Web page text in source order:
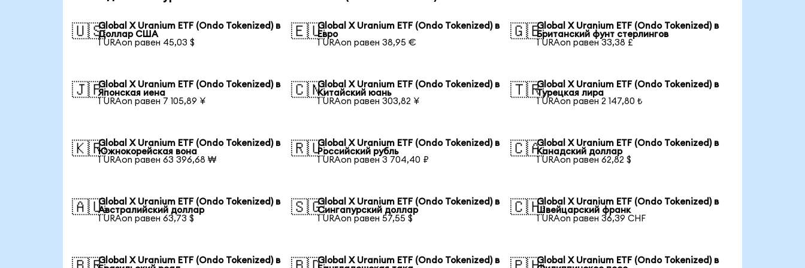
🇺🇸Global X Uranium ETF (Ondo Tokenized) в
Доллар США
1 URAon равен 45,03 $
🇪🇺Global X Uranium ETF (Ondo Tokenized) в
Евро
1 URAon равен 38,95 €
🇬🇧Global X Uranium ETF (Ondo Tokenized) в
Британский фунт стерлингов
1 URAon равен 33,38 £
🇯🇵Global X Uranium ETF (Ondo Tokenized) в
Японская иена
1 URAon равен 7 105,89 ¥
🇨🇳Global X Uranium ETF (Ondo Tokenized) в
Китайский юань
1 URAon равен 303,82 ¥
🇹🇷Global X Uranium ETF (Ondo Tokenized) в
Турецкая лира
1 URAon равен 2 147,80 ₺
🇰🇷Global X Uranium ETF (Ondo Tokenized) в
Южнокорейская вона
1 URAon равен 63 396,68 ₩
🇷🇺Global X Uranium ETF (Ondo Tokenized) в
Российский рубль
1 URAon равен 3 704,40 ₽
🇨🇦Global X Uranium ETF (Ondo Tokenized) в
Канадский доллар
1 URAon равен 62,82 $
🇦🇺Global X Uranium ETF (Ondo Tokenized) в
Австралийский доллар
1 URAon равен 63,73 $
🇸🇬Global X Uranium ETF (Ondo Tokenized) в
Сингапурский доллар
1 URAon равен 57,55 $
🇨🇭Global X Uranium ETF (Ondo Tokenized) в
Швейцарский франк
1 URAon равен 36,39 CHF
Global X Uranium ETF (Ondo Tokenized) в
Global X Uranium ETF (Ondo Tokenized) в
Global X Uranium ETF (Ondo Tokenized) в